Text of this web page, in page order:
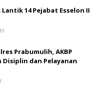
14 Pejabat Esselon II
Prabumulih, AKBP
dan Pelayanan